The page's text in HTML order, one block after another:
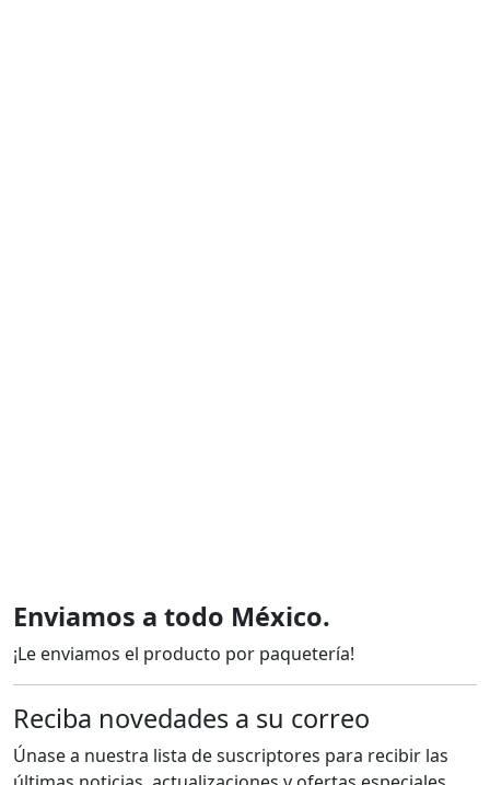
Enviamos a todo México.
¡Le enviamos el producto por paquetería!
Reciba novedades a su correo
Únase a nuestra lista de suscriptores para recibir las